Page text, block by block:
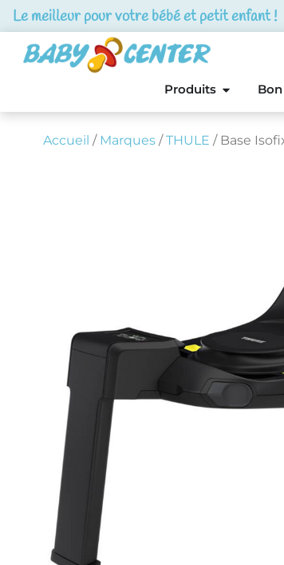
Le meilleur pour votre bébé et petit enfant !
Produits
Accueil / Marques/THULE / Base